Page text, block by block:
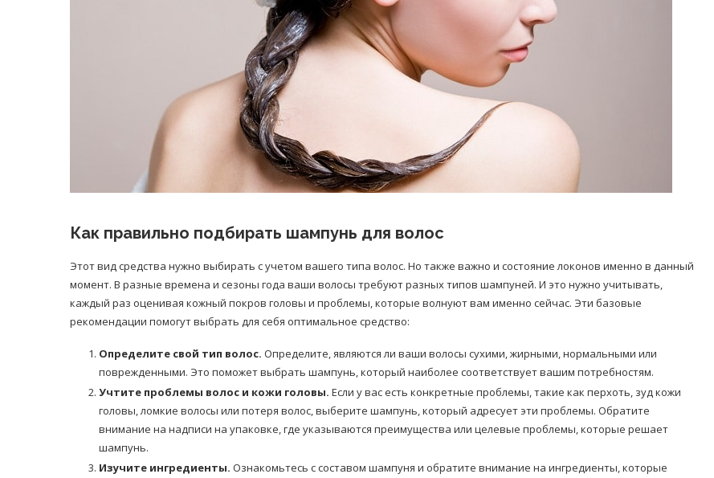
Как правильно подбирать шампунь для волос
Этот вид средства нужно выбирать с учетом вашего типа волос. Но также важно и состояние локонов именно в данный
момент. В разные времена и сезоны года ваши волосы требуют разных типов шампуней. И это нужно учитывать,
каждый раз оценивая кожный покров головы и проблемы, которые волнуют вам именно сейчас. Эти базовые
рекомендации помогут выбрать для себя оптимальное средство:
Определите свой тип волос. Определите, являются ли ваши волосы сухими, жирными, нормальными или
поврежденными. Это поможет выбрать шампунь, который наиболее соответствует вашим потребностям.
Учтите проблемы волос и кожи головы. Если у вас есть конкретные проблемы, такие как перхоть, зуд кожи
головы, ломкие волосы или потеря волос, выберите шампунь, который адресует эти проблемы. Обратите
внимание на надписи на упаковке, где указываются преимущества или целевые проблемы, которые решает
шампунь.
Изучите ингредиенты. Ознакомьтесь с составом шампуня и обратите внимание на ингредиенты, которые